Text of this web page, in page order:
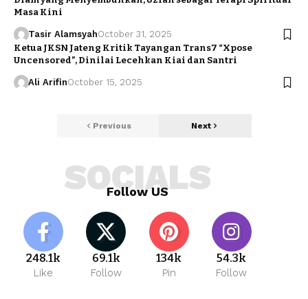
Masa Kini
Tasir AlamsyahOctober 31, 2025
Ketua JKSN Jateng Kritik Tayangan Trans7 “Xpose
Uncensored”, Dinilai Lecehkan Kiai dan Santri
Ali ArifinOctober 15, 2025
Previous Next
Follow US
SOCIALS
248.1k
Like
69.1k
Follow
134k
Pin
54.3k
Follow